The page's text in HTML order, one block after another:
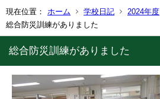
現在位置： ホーム 学校日記
2024年度
総合防災訓練がありました
総合防災訓練がありました